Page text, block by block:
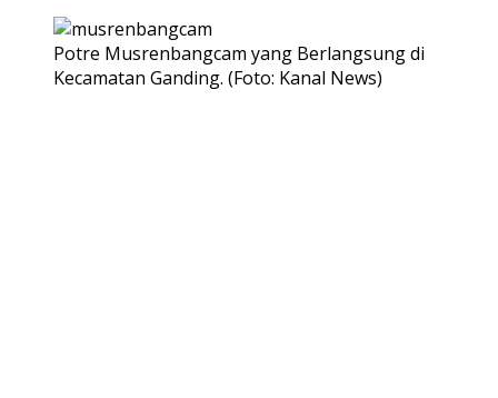
Potre Musrenbangcam yang Berlangsung di
Kecamatan Ganding. (Foto: Kanal News)